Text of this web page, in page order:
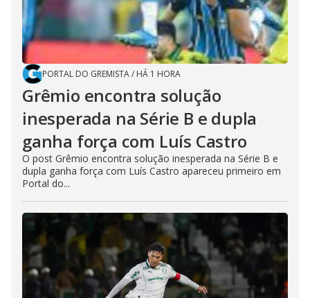
PORTAL DO GREMISTA/ HÁ 1 HORA
Grêmio encontra solução
inesperada na Série B e dupla
ganha força com Luís Castro
O post Grêmio encontra solução inesperada na Série B e
dupla ganha força com Luís Castro apareceu primeiro em
Portal do...